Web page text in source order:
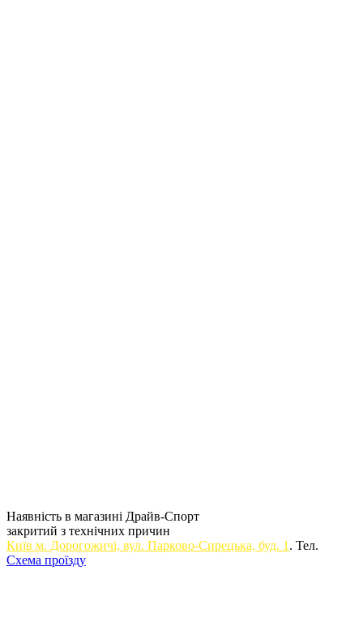
Наявність в магазині Драйв-Спорт
закритий з технічних причин
Київ м. Дорогожичi, вул. Парково-Сирецька, буд. 1 . Тел.
Схема проїзду